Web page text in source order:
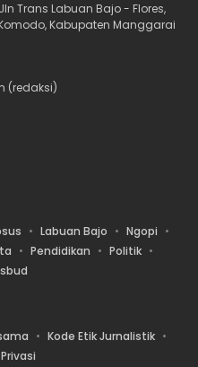
Trans Labuan Bajo - Flores,
Kabupaten Manggarai
(redaksi)
Labuan Bajo
Ngopi
Pendidikan
Politik
Kode Etik Jurnalistik